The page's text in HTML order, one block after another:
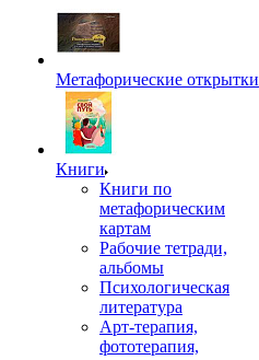
Метафорические открытки
Книги
Книги по
метафорическим
картам
Рабочие тетради,
альбомы
Психологическая
литература
Арт-терапия,
фототерапия,